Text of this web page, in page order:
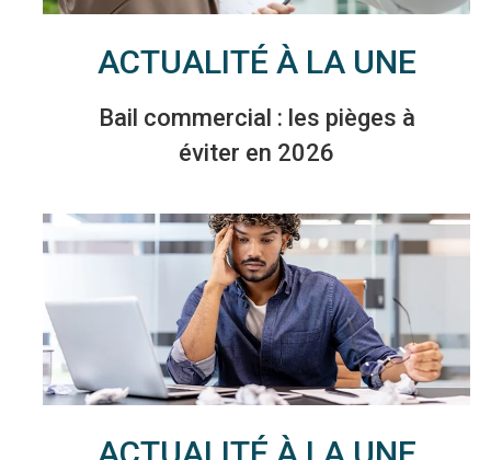
ACTUALITÉ À LA UNE
Bail commercial : les pièges à
éviter en 2026